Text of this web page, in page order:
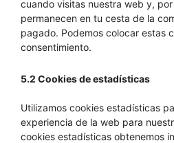
cuando visitas nuestra web y,
permanecen en tu cesta de la
pagado. Podemos colocar estas
consentimiento.
5.2 Cookies de estadísticas
Utilizamos cookies estadísticas
experiencia de la web para
cookies estadísticas obtenemos